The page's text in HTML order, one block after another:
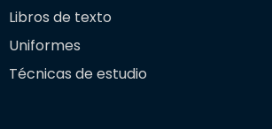
Libros de texto
Uniformes
Técnicas de estudio